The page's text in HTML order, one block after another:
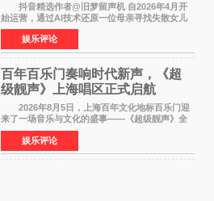
抖音精选作者@旧梦留声机 自2026年4月开
始运营，通过AI技术还原一位母亲寻找失散女儿
的故事，凭借强情感表达获得大量用户关注，发
布仅21小时便获得超1亿曝光、超1000万互动。
此后，账号持续沿
娱乐评论
百年百乐门奏响时代新声，《超
级靓声》上海唱区正式启航
2026年8月5日，上海百年文化地标百乐门迎
来了一场音乐与文化的盛事——《超级靓声》全
国励志音乐公益节目上海唱区新闻发布会暨启动
仪式在此隆重举行。各界领导、嘉宾与媒体朋友
齐聚一堂，共同
娱乐评论